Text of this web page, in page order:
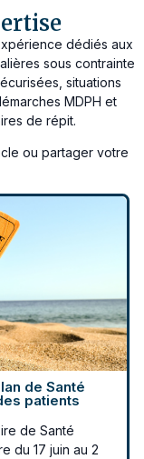
dédiés aux
sous contrainte
situations
MDPH et
de répit.
ou partager votre
de Santé
patients
de Santé
du 17 juin au 2